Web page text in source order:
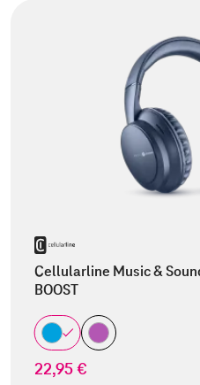
Cellularline Music &
BOOST
22,95 €